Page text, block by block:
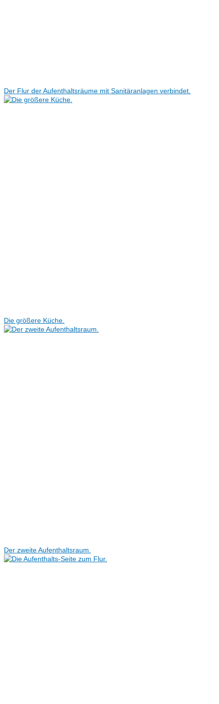
Der Flur der Aufenthaltsräume mit Sanitäranlagen verbindet.
Die größere Küche.
Der zweite Aufenthaltsraum.